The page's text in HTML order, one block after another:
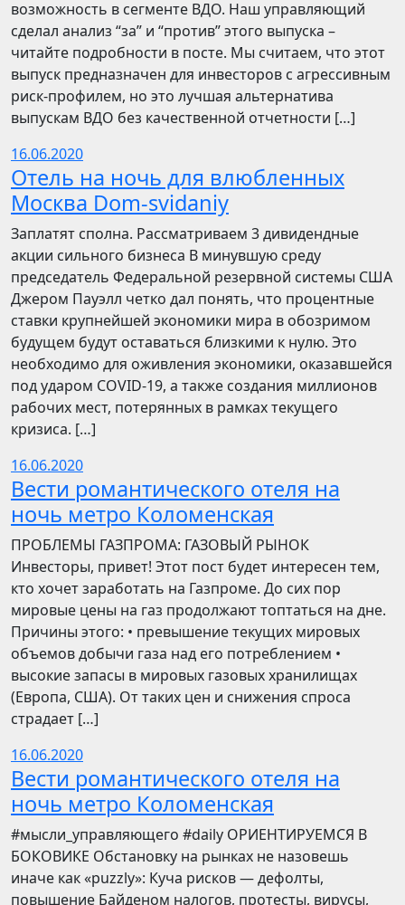
возможность в сегменте ВДО. Наш управляющий
сделал анализ “за” и “против” этого выпуска –
читайте подробности в посте. Мы считаем, что этот
выпуск предназначен для инвесторов с агрессивным
риск-профилем, но это лучшая альтернатива
выпускам ВДО без качественной отчетности […]
16.06.2020
Отель на ночь для влюбленных
Москва Dom-svidaniy
Заплатят сполна. Рассматриваем 3 дивидендные
акции сильного бизнеса В минувшую среду
председатель Федеральной резервной системы США
Джером Пауэлл четко дал понять, что процентные
ставки крупнейшей экономики мира в обозримом
будущем будут оставаться близкими к нулю. Это
необходимо для оживления экономики, оказавшейся
под ударом COVID-19, а также создания миллионов
рабочих мест, потерянных в рамках текущего
кризиса. […]
16.06.2020
Вести романтического отеля на
ночь метро Коломенская
ПРОБЛЕМЫ ГАЗПРОМА: ГАЗОВЫЙ РЫНОК
Инвесторы, привет! Этот пост будет интересен тем,
кто хочет заработать на Газпроме. До сих пор
мировые цены на газ продолжают топтаться на дне.
Причины этого: • превышение текущих мировых
объемов добычи газа над его потреблением •
высокие запасы в мировых газовых хранилищах
(Европа, США). От таких цен и снижения спроса
страдает […]
16.06.2020
Вести романтического отеля на
ночь метро Коломенская
​​#мысли_управляющего #daily ОРИЕНТИРУЕМСЯ В
БОКОВИКЕ Обстановку на рынках не назовешь
иначе как «puzzly»: Куча рисков — дефолты,
повышение Байденом налогов, протесты, вирусы,